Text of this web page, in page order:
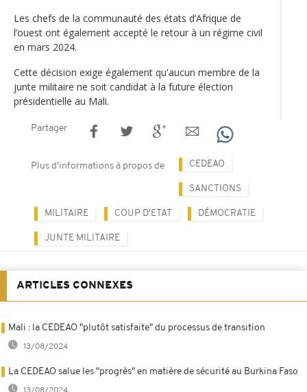
Les chefs de la communauté des états d’Afrique de
l’ouest ont également accepté le retour à un régime civil
en mars 2024.
Cette décision exige également qu'aucun membre de la
junte militaire ne soit candidat à la future élection
présidentielle au Mali.
Partager
Plus d'informations à propos de CEDEAO
SANCTIONS
MILITAIRE COUP D'ETAT DÉMOCRATIE
JUNTE MILITAIRE
ARTICLES CONNEXES
Mali : la CEDEAO "plutôt satisfaite" du processus de transition
13/08/2024
La CEDEAO salue les "progrès" en matière de sécurité au Burkina Faso